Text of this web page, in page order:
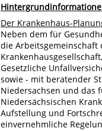
Der Krankenhaus-
Neben dem für
die Arbeitsgemeinschaft
Gesetzliche
sowie - mit beratender
Niedersachsen und das
Niedersächsischen
Aufstellung und
einvernehmliche